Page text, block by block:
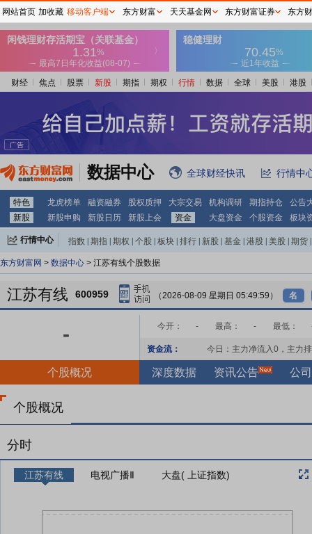
财经 焦点 股票 新股 期指 期权 行情 数据 全球 美股 港股
数据中心 全球财经快讯 行情中
特色 龙虎榜单 融资融券 股权质押 大宗交易 机构调研 期指持仓
公告
新股
新股申购 新股日历 新股上会 资金 大盘资金 个股资金 板块
行情中心 指数 期指 期权 个股 板块 排行 新股 基金 港股 美股 期货
东方财富网 > 数据中心 > 江苏有线个股数据
江苏有线 600959 （2026-08-09 星期日 05:49:59） 名
- 今开： - 最高： - 最低：
资金流： 今日：主力净流入0 ，主力
个股概况 深度数据 资讯公告 公
个股概况
分时
江苏有线 电视广播Ⅱ 大盘( 上证指数)
网站首页 加收藏 移动客户端 东方财富 天天基金网 东方财富证券 东方